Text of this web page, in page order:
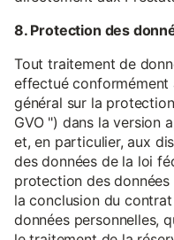
8. Protection des
Tout traitement de
effectué conformément
général sur la
GVO ") dans la version
et, en particulier, aux
des données de la loi
protection des données
la conclusion du
données personnelles,